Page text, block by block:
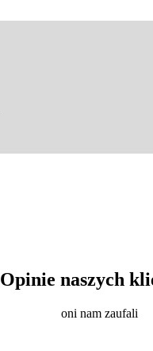
Opinie naszych
oni nam zaufali